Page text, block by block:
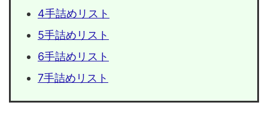
4手詰めリスト
5手詰めリスト
6手詰めリスト
7手詰めリスト